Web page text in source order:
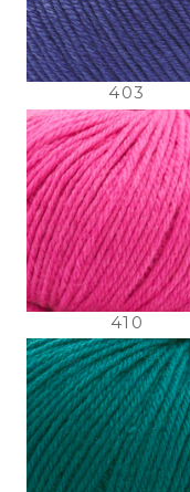
403
410